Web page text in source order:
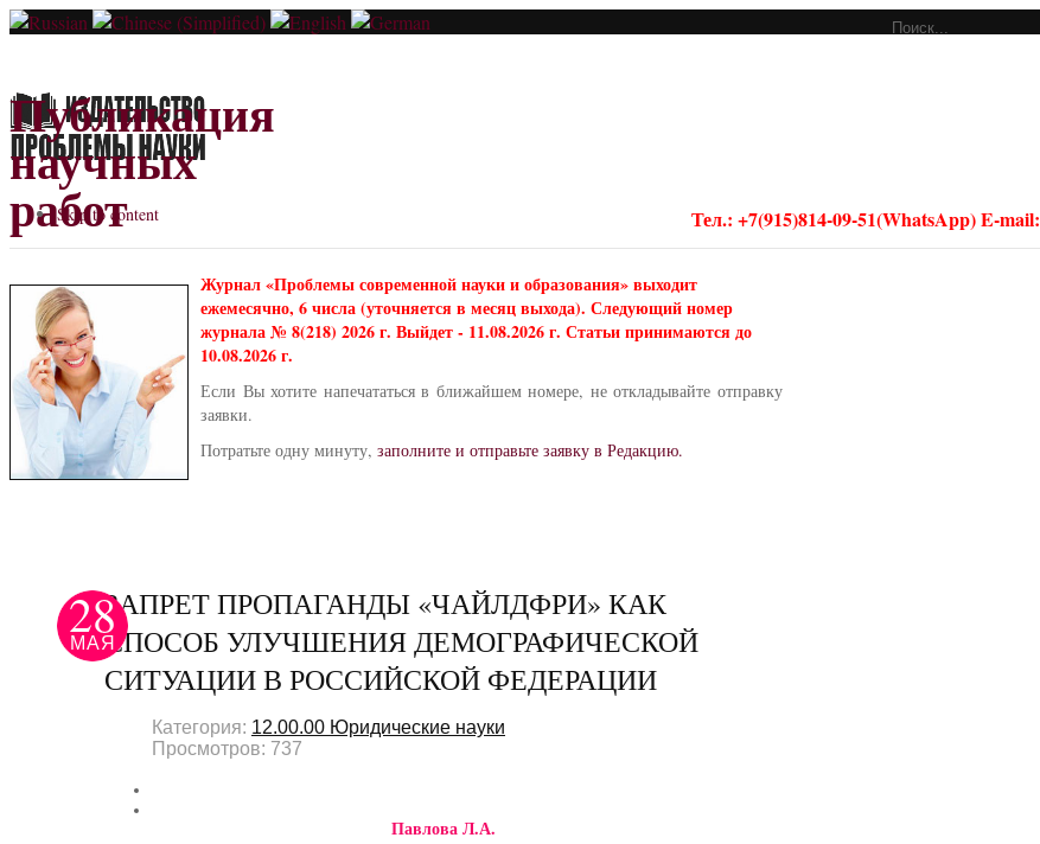
Публикация
научных
работ Тел.: +7(915)814-09-51(WhatsApp) E-mail:
Skip to content
Журнал «Проблемы современной науки и образования» выходит
ежемесячно, 6 числа (уточняется в месяц выхода). Следующий номер
журнала № 8(218) 2026 г. Выйдет - 11.08.2026 г. Статьи принимаются до
10.08.2026 г.
Если Вы хотите напечататься в ближайшем номере, не откладывайте отправку
заявки.
Потратьте одну минуту, заполните и отправьте заявку в Редакцию.
ЗАПРЕТ ПРОПАГАНДЫ «ЧАЙЛДФРИ» КАК
СПОСОБ УЛУЧШЕНИЯ ДЕМОГРАФИЧЕСКОЙ
СИТУАЦИИ В РОССИЙСКОЙ ФЕДЕРАЦИИ
Категория: 12.00.00 Юридические науки
28
МАЯ
Просмотров: 737
Павлова Л.А.